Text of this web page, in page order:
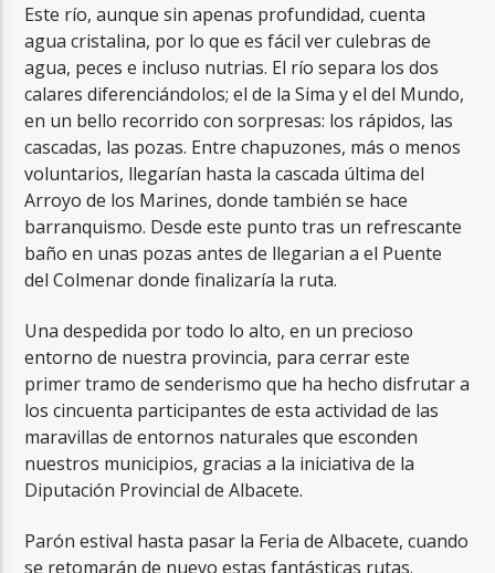
Este río, aunque sin apenas profundidad, cuenta
agua cristalina, por lo que es fácil ver culebras de
agua, peces e incluso nutrias. El río separa los dos
calares diferenciándolos; el de la Sima y el del Mundo,
en un bello recorrido con sorpresas: los rápidos, las
cascadas, las pozas. Entre chapuzones, más o menos
voluntarios, llegarían hasta la cascada última del
Arroyo de los Marines, donde también se hace
barranquismo. Desde este punto tras un refrescante
baño en unas pozas antes de llegarian a el Puente
del Colmenar donde finalizaría la ruta.
Una despedida por todo lo alto, en un precioso
entorno de nuestra provincia, para cerrar este
primer tramo de senderismo que ha hecho disfrutar a
los cincuenta participantes de esta actividad de las
maravillas de entornos naturales que esconden
nuestros municipios, gracias a la iniciativa de la
Diputación Provincial de Albacete.
Parón estival hasta pasar la Feria de Albacete, cuando
se retomarán de nuevo estas fantásticas rutas.